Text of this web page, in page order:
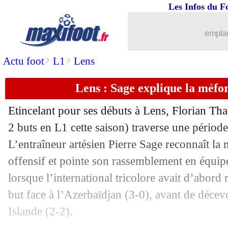
Actu foot> L1 > Lens
Les Infos du
Lens : Sage explique la
Etincelant pour ses débuts à Lens, Florian
2 buts en L1 cette saison) traverse une
L’entraîneur artésien Pierre Sage reconnaît
offensif et pointe son rassemblement en
lorsque l’international tricolore avait d’abord
but face à l’Azerbaïdjan (3-0), avant de
Islande (2-2).
: Marseille-Brest, les compos
08/11 L2
08/11 PSG: Luis Enrique et la gestion de la
08/11 Ang. : un nul fou entre Man Utd et
08/11 PSG: une première pour Boly
08/11 Lyon: Tolisso incertain contre le PSG
08/11 PSG: Luis Enrique reste positif
08/11 PSG: Luis Enrique évoque le mercato